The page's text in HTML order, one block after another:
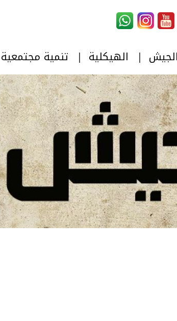
الجيش الهيكلية تنمية مجتمعية